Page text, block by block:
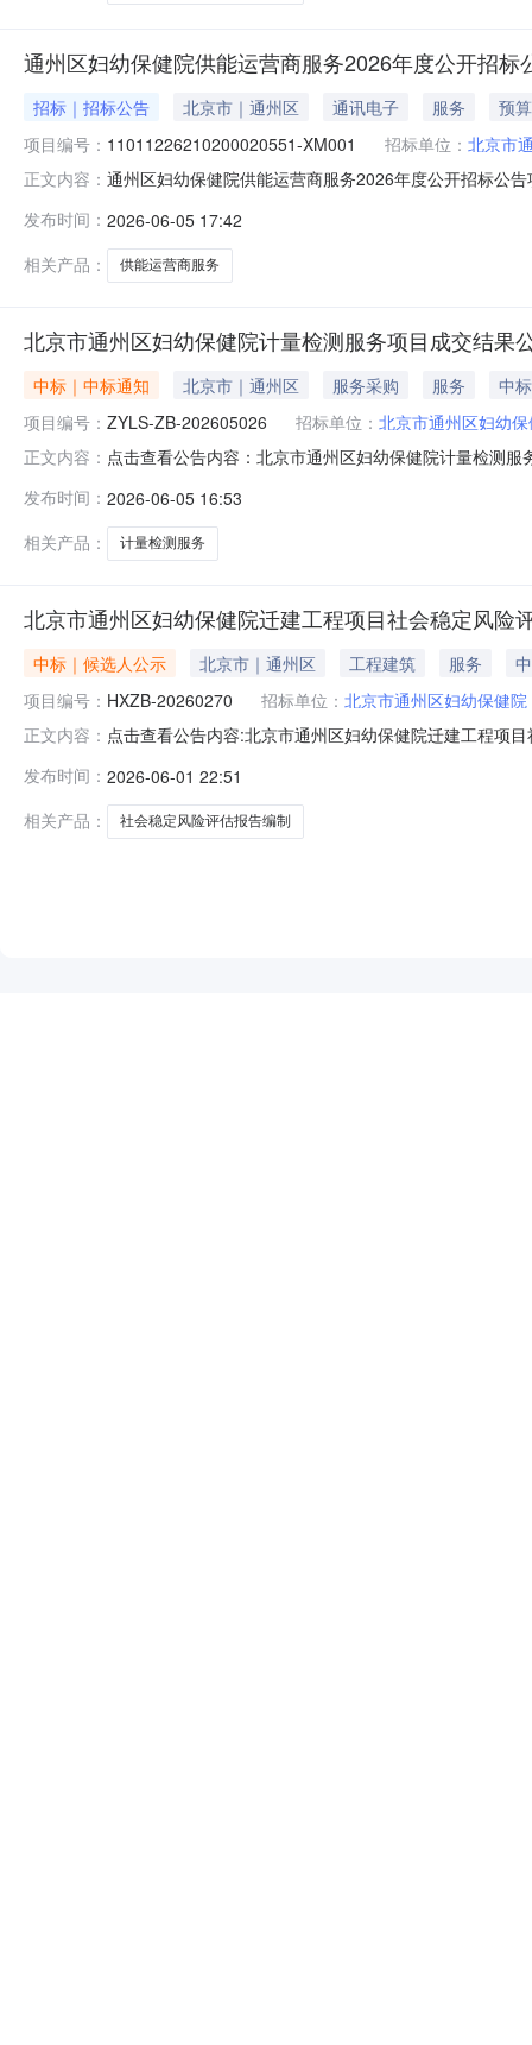
通州区妇幼保健院供能运营商服务2026年度公开招标
招标｜招标公告 北京市｜通州区 通讯电子 服务
预
项目编号： 11011226210200020551-XM001 招标单位： 北京市
正文内容： 通州区妇幼保健院供能运营商服务2026年度公开招标公
算金额：648万元（人民币）最高限价：648万元（人民
发布时间： 2026-06-05 17:42
相关产品：
供能运营商服务
北京市通州区妇幼保健院计量检测服务项目成交结果
中标｜中标通知 北京市｜通州区 服务采购 服务
中
项目编号： ZYLS-ZB-202605026 招标单位： 北京市通州区妇幼
正文内容： 点击查看公告内容：北京市通州区妇幼保健院计量检测服
发布时间： 2026-06-05 16:53
相关产品：
计量检测服务
北京市通州区妇幼保健院迁建工程项目社会稳定风险
中标｜候选人公示 北京市｜通州区 工程建筑 服务
项目编号： HXZB-20260270 招标单位： 北京市通州区妇幼保健院
正文内容： 点击查看公告内容:北京市通州区妇幼保健院迁建工程项
发布时间： 2026-06-01 22:51
相关产品：
社会稳定风险评估报告编制